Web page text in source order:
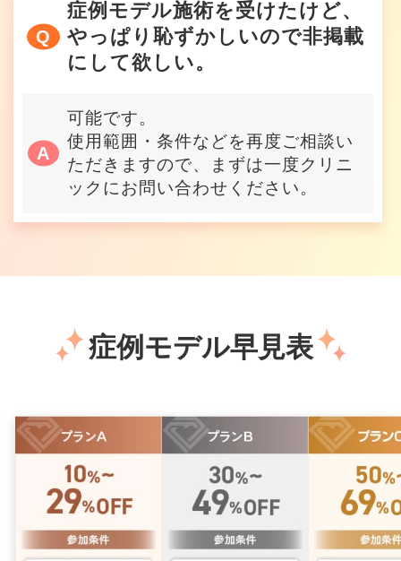
症例モデル施術を受けたけど、
やっぱり恥ずかしいので非掲載
にして欲しい。
可能です。
使用範囲・条件などを再度ご相談い
ただきますので、まずは一度クリニ
ックにお問い合わせください。
症例モデル早見表